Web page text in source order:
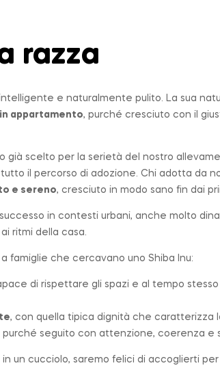
razza
e naturalmente pulito. La sua
appartamento, purché cresciuto con il
già scelto per la serietà del nostro
il percorso di adozione. Chi adotta da
e sereno, cresciuto in modo sano fin dai
in contesti urbani, anche molto
ritmi della casa.
famiglie che cercavano uno Shiba Inu:
di rispettare gli spazi e al tempo
, con quella tipica dignità che caratterizza
purché seguito con attenzione, coerenza e
un cucciolo, saremo felici di accoglierti per